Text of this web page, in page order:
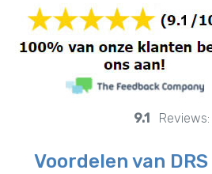
9.1 Reviews:
Voordelen van DRS